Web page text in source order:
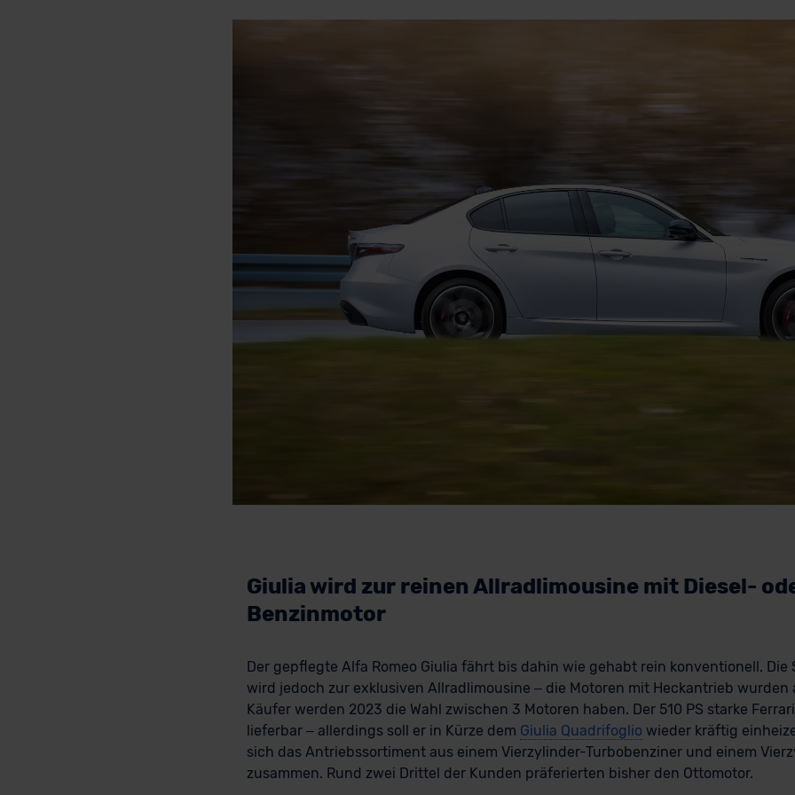
Giulia wird zur reinen Allradlimousine mit Diesel-
Benzinmotor
Der gepflegte Alfa Romeo Giulia fährt bis dahin wie gehabt rein konventionell.
wird jedoch zur exklusiven Allradlimousine – die Motoren mit Heckantrieb wurden
Käufer werden 2023 die Wahl zwischen 3 Motoren haben. Der 510 PS starke
lieferbar – allerdings soll er in Kürze dem Giulia Quadrifoglio wieder kräftig
sich das Antriebssortiment aus einem Vierzylinder-Turbobenziner und einem
zusammen. Rund zwei Drittel der Kunden präferierten bisher den Ottomotor.